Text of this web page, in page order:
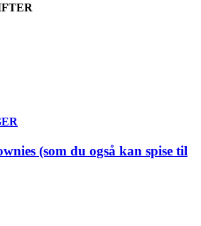
(som du også kan spise til